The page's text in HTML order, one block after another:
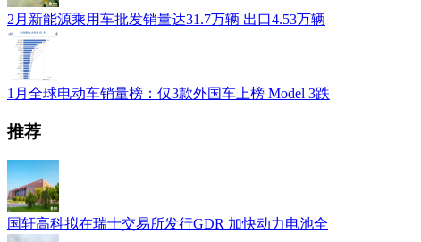
2月新能源乘用车批发销量达31.7万辆 出口4.53万辆
1月全球电动车销量榜：仅3款外国车上榜 Model 3跌
推荐
国轩高科拟在瑞士交易所发行GDR 加快动力电池全